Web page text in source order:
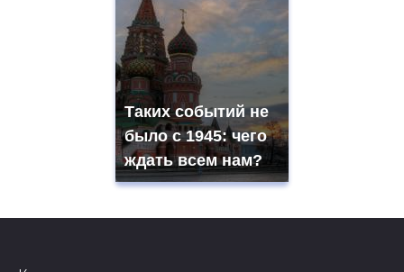
Таких событий не
было с 1945: чего
ждать всем нам?